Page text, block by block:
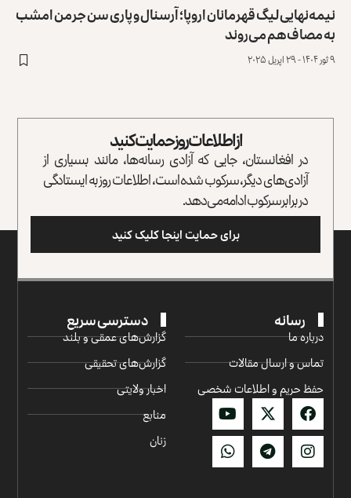
نیمه‌نهایی لیگ قهرمانان اروپا؛ آرسنال و پاری سن جرمن امشب
به مصاف هم می‌روند
۹ ثور ۱۴۰۴ - ۲۹ اپریل ۲۰۲۵
از اطلاعات روز حمایت کنید
در افغانستان، جایی که آزادی رسانه‌ها، مانند بسیاری از
آزادی‌های دیگر، سرکوب شده است، اطلاعات روز به ایستادگی
در برابر سرکوب ادامه می‌دهد.
برای حمایت اینجا کلیک کنید
رسانه
درباره ما
تماس و ارسال مقالات
حفظ حریم و اطلاعات شخصی
دسترسی سریع
گزارش‌‌های عمقی و بلند
گزارش‌های تحقیقی
اخبار ولایتی
منابع
زنان